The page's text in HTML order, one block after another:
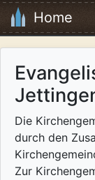
Home
Die
durch den
Zur